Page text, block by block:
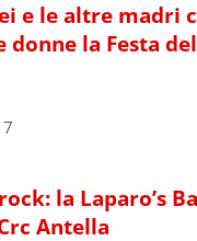
e le altre madri
donne la Festa
la Laparo’s
Antella